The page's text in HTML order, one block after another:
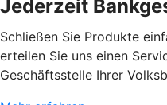
Jederzeit
Schließen Sie Produkte
erteilen Sie uns einen
Geschäftsstelle Ihrer